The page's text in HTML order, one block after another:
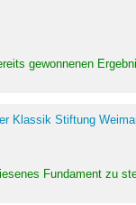
gewonnenen
Klassik Stiftung
Fundament zu